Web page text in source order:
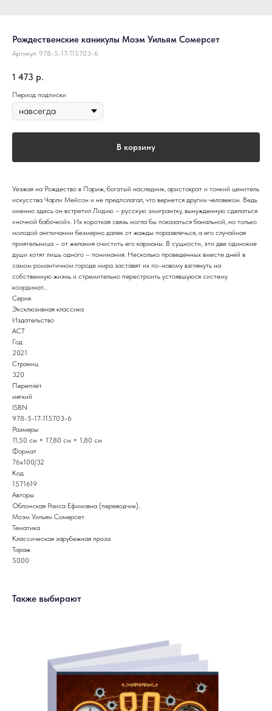
Рождественские каникулы Моэм Уильям Сомерсет
Артикул: 978-5-17-115703-6
1 473 р.
Период подписки
В корзину
Уезжая на Рождество в Париж, богатый наследник, аристократ и тонкий ценитель
искусства Чарли Мейсон и не предполагал, что вернется другим человеком. Ведь
именно здесь он встретил Лидию – русскую эмигрантку, вынужденную сделаться
«ночной бабочкой». Их короткая связь могла бы показаться банальной, но только
молодой англичанин безмерно далек от жажды поразвлечься, а его случайная
приятельница – от желания очистить его карманы. В сущности, эти две одинокие
души хотят лишь одного – понимания. Несколько проведенных вместе дней в
самом романтичном городе мира заставят их по-новому взглянуть на
собственную жизнь и стремительно перестроить устоявшуюся систему
координат…
Серия
Эксклюзивная классика
Издательство
АСТ
Год
2021
Страниц
320
Переплёт
мягкий
ISBN
978-5-17-115703-6
Размеры
11,50 см × 17,80 см × 1,80 см
Формат
76x100/32
Код
1571619
Авторы
Облонская Раиса Ефимовна (переводчик),
Моэм Уильям Сомерсет
Тематика
Классическая зарубежная проза
Тираж
5000
Также выбирают